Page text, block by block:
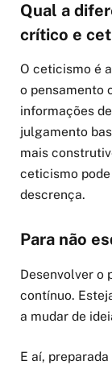
Qual a
crítico e
O ceticismo é
o pensamento
informações
julgamento
mais
ceticismo
descrença.
Para não
Desenvolver o
contínuo.
a mudar de
E aí,